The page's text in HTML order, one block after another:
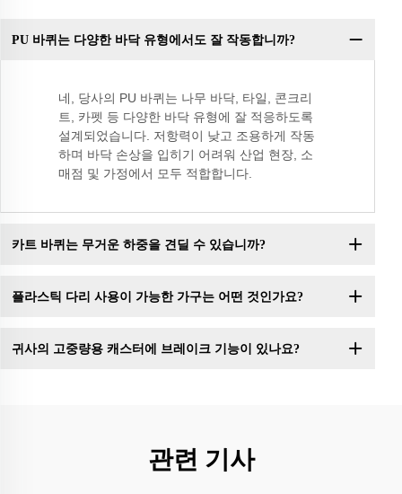
PU 바퀴는 다양한 바닥 유형에서도 잘 작동합니까?
네, 당사의 PU 바퀴는 나무 바닥, 타일, 콘크리
트, 카펫 등 다양한 바닥 유형에 잘 적응하도록
설계되었습니다. 저항력이 낮고 조용하게 작동
하며 바닥 손상을 입히기 어려워 산업 현장, 소
매점 및 가정에서 모두 적합합니다.
카트 바퀴는 무거운 하중을 견딜 수 있습니까?
플라스틱 다리 사용이 가능한 가구는 어떤 것인가요?
귀사의 고중량용 캐스터에 브레이크 기능이 있나요?
관련 기사